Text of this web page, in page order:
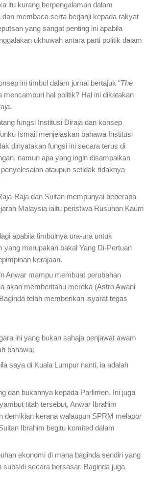
itu kurang berpengalaman dalam
membaca serta berjanji kepada rakyat
yang sangat penting ini apabila
ukhuwah antara parti politik dalam
ini timbul dalam jurnal bertajuk “The
mencampuri hal politik? Hal ini dikatakan
fungsi Institusi Diraja dan konsep
Ismail menjelaskan bahawa Institusi
dinyatakan fungsi ini secara terus di
namun apa yang ingin disampaikan
ataupun setidak-tidaknya
Raja dan Sultan mempunyai beberapa
Malaysia iaitu peristiwa Rusuhan Kaum
apabila timbulnya ura-ura untuk
yang merupakan bakal Yang Di-Pertuan
kerajaan.
Anwar mampu membuat perubahan
akan memberitahu mereka (Astro Awani
telah memberikan isyarat tegas
ini yang bukan sahaja penjawat awam
bahawa;
saya di Kuala Lumpur nanti, ia adalah
dan bukannya kepada Parlimen. Ini juga
titah tersebut, Anwar Ibrahim
demikian kerana walaupun SPRM melapor
Ibrahim begitu komited dalam
ekonomi di mana baginda sendiri yang
secara bersasar. Baginda juga